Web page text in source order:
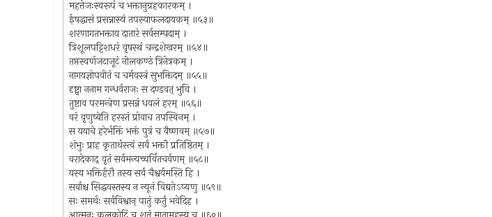
महत्तेजःस्वरूपं च भक्तानुग्रहकारकम् ।
ईषद्धासं प्रसन्नास्यं तपस्याफलदायकम् ॥५३॥
शरणागतभक्ताय दातारं सर्वसम्पदाम् ।
त्रिशूलपट्टिशधरं वृषस्थं चन्द्रशेखरम् ॥५४॥
तप्तस्वर्णजटाजूटं नीलकण्ठं त्रिनेत्रकम् ।
नागयज्ञोपवीतं च चर्मवस्त्रं सुभक्तिदम् ॥५५॥
दृष्ट्वा ननाम गन्धर्वराजः स दण्डवत् भुवि ।
तुष्टाव परमन्त्रेण प्रसन्नं धवलं हरम् ॥५६॥
वरं वृणुष्वेति हरस्तं प्रोवाच तपस्विनम् ।
स ययाचे हरेर्भक्तिं भक्तं पुत्रं च वैष्णवम् ॥५७॥
शंभुः प्राह कृतार्थस्त्वं सर्वं भक्तौ प्रतिष्ठितम् ।
वरादेकाद् वृतं सर्वमन्यच्चर्वितचर्वणम् ॥५८॥
यस्य भक्तिर्हरौ तस्य सर्वं चैश्वर्यमस्ति हि ।
सर्वाश्च सिद्धयस्तस्य न न्यूनं विद्यतेऽप्यणु ॥५९॥
सः समर्थः सर्वविश्वान् पातुं कर्तुं भवेदिह ।